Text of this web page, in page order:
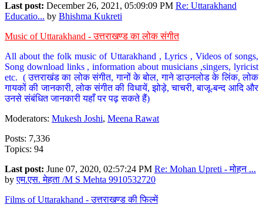
Last post: December 26, 2021, 05:09:09 PM Re: Uttarakhand
Educatio... by Bhishma Kukreti
Music of Uttarakhand - उत्तराखण्ड का लोक संगीत
All about the folk music of Uttarakhand , Lyrics , Videos of songs,
Song download links , information about musicians ,singers, lyricist
etc. ( उत्तराखंड का लोक संगीत, गानों के बोल, गाने डाउनलोड के लिंक, लोक
गायकों की जानकारी, लोक संगीत की विधायें, झोड़े, चाचरी, बाजू-बन्द आदि और
उनसे संबंधित जानकारी यहाँ पर पढ़ सकते हैं)
Moderators: Mukesh Joshi, Meena Rawat
Posts: 7,336
Topics: 94
Last post: June 07, 2020, 02:57:24 PM Re: Mohan Upreti - मोहन ...
byएम.एस. मेहता /M S Mehta 9910532720
Films of Uttarakhand - उत्तराखण्ड की फिल्में